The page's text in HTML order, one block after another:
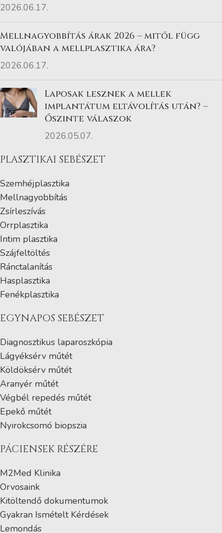
2026.06.17.
Mellnagyobbítás árak 2026 – mitől függ
valójában a mellplasztika ára?
2026.06.17.
Laposak lesznek a mellek
implantátum eltávolítás után? –
Őszinte válaszok
2026.05.07.
PLASZTIKAI SEBÉSZET
Szemhéjplasztika
Mellnagyobbítás
Zsírleszívás
Orrplasztika
Intim plasztika
Szájfeltöltés
Ránctalanítás
Hasplasztika
Fenékplasztika
EGYNAPOS SEBÉSZET
Diagnosztikus laparoszkópia
Lágyéksérv műtét
Köldöksérv műtét
Aranyér műtét
Végbél repedés műtét
Epekő műtét
Nyirokcsomó biopszia
PÁCIENSEK RÉSZÉRE
M2Med Klinika
Orvosaink
Kitöltendő dokumentumok
Gyakran Ismételt Kérdések
Lemondás